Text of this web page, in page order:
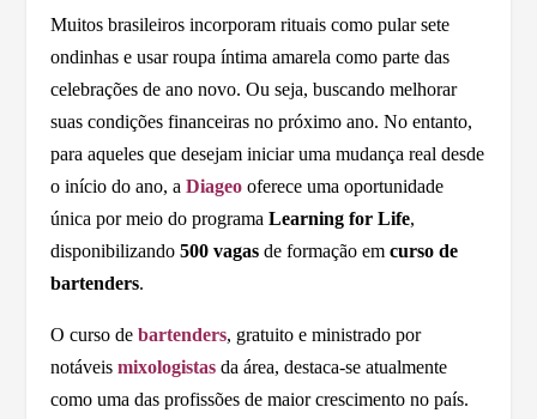
Muitos brasileiros incorporam rituais como pular sete
ondinhas e usar roupa íntima amarela como parte das
celebrações de ano novo. Ou seja, buscando melhorar
suas condições financeiras no próximo ano. No entanto,
para aqueles que desejam iniciar uma mudança real desde
o início do ano, aDiageo oferece uma oportunidade
única por meio do programaLearning for Life,
disponibilizando500 vagas de formação emcurso de
bartenders.
O curso debartenders, gratuito e ministrado por
notáveismixologistas da área, destaca-se atualmente
como uma das profissões de maior crescimento no país.